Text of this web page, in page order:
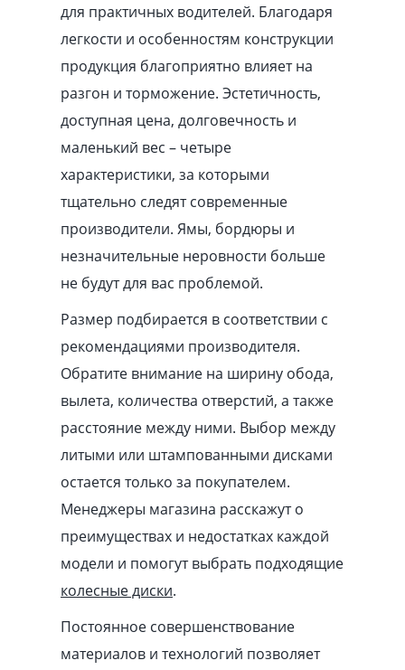
для практичных водителей. Благодаря
легкости и особенностям конструкции
продукция благоприятно влияет на
разгон и торможение. Эстетичность,
доступная цена, долговечность и
маленький вес – четыре
характеристики, за которыми
тщательно следят современные
производители. Ямы, бордюры и
незначительные неровности больше
не будут для вас проблемой.
Размер подбирается в соответствии с
рекомендациями производителя.
Обратите внимание на ширину обода,
вылета, количества отверстий, а также
расстояние между ними. Выбор между
литыми или штампованными дисками
остается только за покупателем.
Менеджеры магазина расскажут о
преимуществах и недостатках каждой
модели и помогут выбрать подходящие
колесные диски.
Постоянное совершенствование
материалов и технологий позволяет